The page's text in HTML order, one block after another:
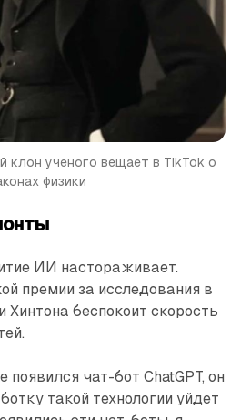
клон ученого вещает в TikTok о
физики
ИИ настораживает.
премии за исследования в
беспокоит скорость
появился чат-бот ChatGPT, он
такой технологии уйдет